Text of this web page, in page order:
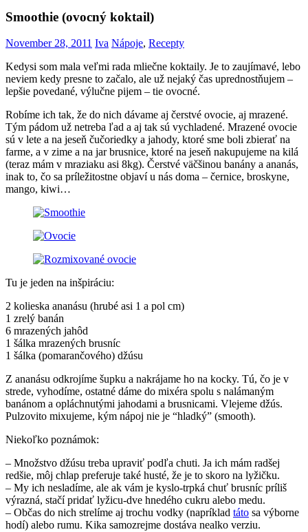
Smoothie (ovocný koktail)
November 28, 2011 Iva Nápoje, Recepty
Kedysi som mala veľmi rada mliečne koktaily. Je to zaujímavé, lebo
neviem kedy presne to začalo, ale už nejaký čas uprednostňujem –
lepšie povedané, výlučne pijem – tie ovocné.
Robíme ich tak, že do nich dávame aj čerstvé ovocie, aj mrazené.
Tým pádom už netreba ľad a aj tak sú vychladené. Mrazené ovocie
sú v lete a na jeseň čučoriedky a jahody, ktoré sme boli zbierať na
farme, a v zime a na jar brusnice, ktoré na jeseň nakupujeme na kilá
(teraz mám v mraziaku asi 8kg). Čerstvé väčšinou banány a ananás,
inak to, čo sa príležitostne objaví u nás doma – černice, broskyne,
mango, kiwi…
Tu je jeden na inšpiráciu:
2 kolieska ananásu (hrubé asi 1 a pol cm)
1 zrelý banán
6 mrazených jahôd
1 šálka mrazených brusníc
1 šálka (pomarančového) džúsu
Z ananásu odkrojíme šupku a nakrájame ho na kocky. Tú, čo je v
strede, vyhodíme, ostatné dáme do mixéra spolu s nalámaným
banánom a opláchnutými jahodami a brusnicami. Vlejeme džús.
Pulzovito mixujeme, kým nápoj nie je “hladký” (smooth).
Niekoľko poznámok:
– Množstvo džúsu treba upraviť podľa chuti. Ja ich mám radšej
redšie, môj chlap preferuje také husté, že je to skoro na lyžičku.
– My ich nesladíme, ale ak vám je kyslo-trpká chuť brusníc príliš
výrazná, stačí pridať lyžicu-dve hnedého cukru alebo medu.
– Občas do nich strelíme aj trochu vodky (napríklad táto sa výborne
hodí) alebo rumu. Kika samozrejme dostáva nealko verziu.